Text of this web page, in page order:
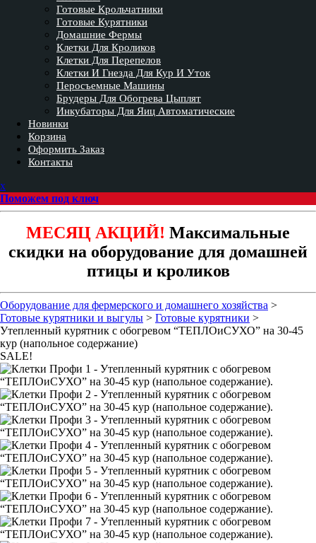
Готовые Крольчатники
Готовые Курятники
Домашние Фермы
Клетки Для Кроликов
Клетки Для Перепелов
Клетки И Гнезда Для Кур И Уток
Перосъемные Машины
Брудеры Для Обогрева Цыплят
Инкубаторы Для Яиц Автоматические
Новинки
Корзина
Оформить Заказ
Контакты
xЗакрыть
меню
Поможем под ключ
МЕСЯЦ АКЦИЙ! Максимальные
скидки на оборудование для домашней
птицы и кроликов
Оборудование для фермерского и домашнего хозяйства >
Готовые курятники и выгулы > Готовые курятники >
Утепленный курятник с обогревом “ТЕПЛОиСУХО” на 30-45
кур (напольное содержание)
SALE!